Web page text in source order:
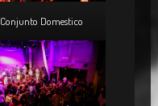
Conjunto Domestico